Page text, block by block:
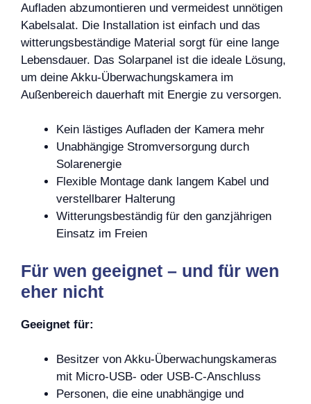
Aufladen abzumontieren und vermeidest unnötigen
Kabelsalat. Die Installation ist einfach und das
witterungsbeständige Material sorgt für eine lange
Lebensdauer. Das Solarpanel ist die ideale Lösung,
um deine Akku-Überwachungskamera im
Außenbereich dauerhaft mit Energie zu versorgen.
Kein lästiges Aufladen der Kamera mehr
Unabhängige Stromversorgung durch
Solarenergie
Flexible Montage dank langem Kabel und
verstellbarer Halterung
Witterungsbeständig für den ganzjährigen
Einsatz im Freien
Für wen geeignet – und für wen
eher nicht
Geeignet für:
Besitzer von Akku-Überwachungskameras
mit Micro-USB- oder USB-C-Anschluss
Personen, die eine unabhängige und